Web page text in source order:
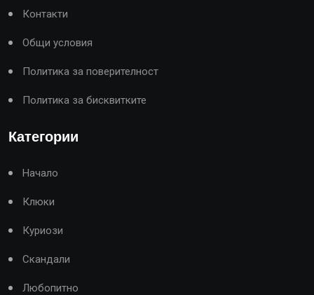
Контакти
Общи условия
Политика за поверителност
Политика за бисквитките
Категории
Начало
Клюки
Куриози
Скандали
Любопитно